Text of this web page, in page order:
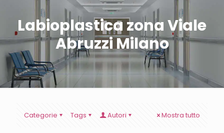
Labioplastica zona Viale
Abruzzi Milano
Categorie Tags Autori Mostra tutto